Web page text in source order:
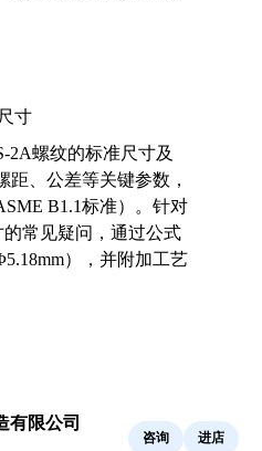
寸
2A螺纹的标准尺寸及
距、公差等关键参数，
B1.1标准）。针对
的常见疑问，通过公式
），并附加工艺
有限公司
咨询 进店